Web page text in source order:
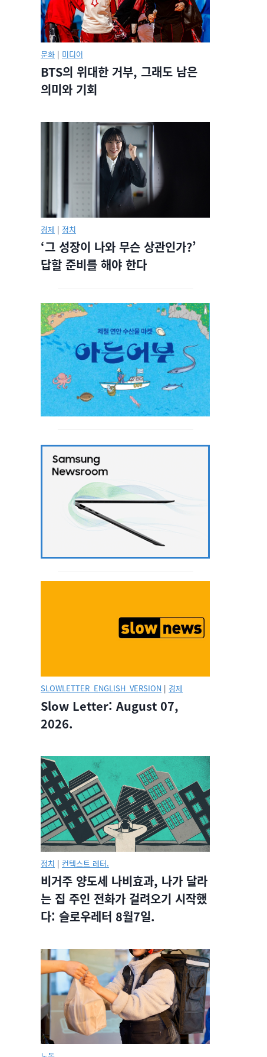
문화 | 미디어
BTS의 위대한 거부, 그래도 남은
의미와 기회
경제 | 정치
‘그 성장이 나와 무슨 상관인가?’
답할 준비를 해야 한다
SLOWLETTER_ENGLISH_VERSION | 경제
Slow Letter: August 07,
2026.
정치 | 컨텍스트 레터.
비거주 양도세 나비효과, 나가 달라
는 집 주인 전화가 걸려오기 시작했
다: 슬로우레터 8월7일.